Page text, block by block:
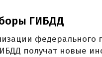
ГИБДД
федерального
получат новые